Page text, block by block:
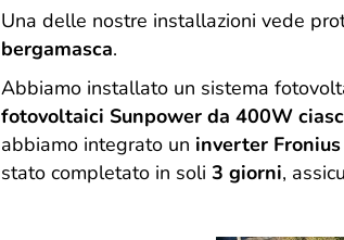
Una delle nostre installazioni vede
bergamasca.
Abbiamo installato un sistema
fotovoltaici Sunpower da 400W
abbiamo integrato un inverter Fronius
stato completato in soli 3 giorni,